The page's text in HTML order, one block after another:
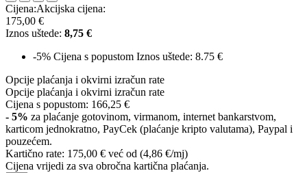
Cijena:Akcijska cijena:
175,00 €
Iznos uštede: 8,75 €
-5% Cijena s popustom Iznos uštede: 8.75 €
Opcije plaćanja i okvirni izračun rate
Opcije plaćanja i okvirni izračun rate
Cijena s popustom: 166,25 €
- 5% za plaćanje gotovinom, virmanom, internet bankarstvom,
karticom jednokratno, PayCek (plaćanje kripto valutama), Paypal i
pouzećem.
Kartično rate: 175,00 € već od (4,86 €/mj)
Cijena vrijedi za sva obročna kartična plaćanja.